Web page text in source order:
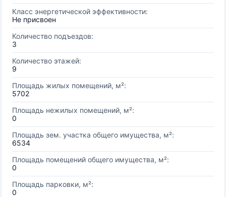
Класс энергетической эффективности:
Не присвоен
Количество подъездов:
3
Количество этажей:
9
Площадь жилых помещений, м²:
5702
Площадь нежилых помещений, м²:
0
Площадь зем. участка общего имущества, м²:
6534
Площадь помещений общего имущества, м²:
0
Площадь парковки, м²:
0